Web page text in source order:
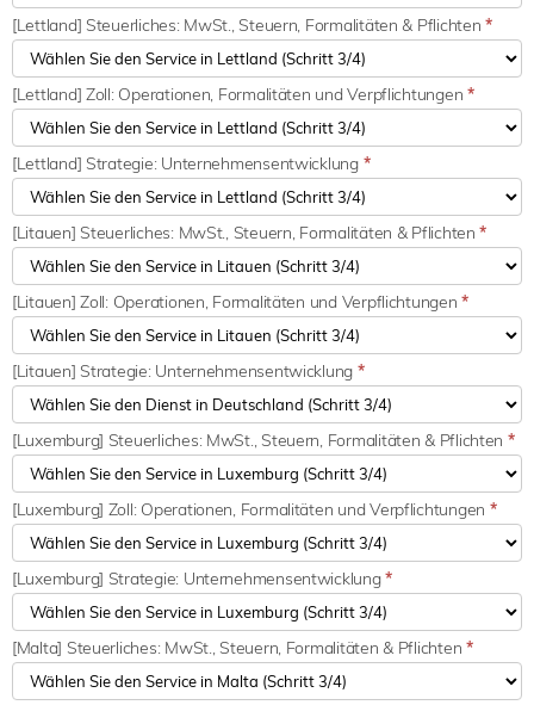
[Lettland] Steuerliches: MwSt., Steuern, Formalitäten & Pflichten*
[Lettland] Zoll: Operationen, Formalitäten und Verpflichtungen *
[Lettland] Strategie: Unternehmensentwicklung *
[Litauen] Steuerliches: MwSt., Steuern, Formalitäten & Pflichten*
[Litauen] Zoll: Operationen, Formalitäten und Verpflichtungen*
[Litauen] Strategie: Unternehmensentwicklung *
[Luxemburg] Steuerliches: MwSt., Steuern, Formalitäten & Pflichten *
[Luxemburg] Zoll: Operationen, Formalitäten und Verpflichtungen *
[Luxemburg] Strategie: Unternehmensentwicklung*
[Malta] Steuerliches: MwSt., Steuern, Formalitäten & Pflichten *